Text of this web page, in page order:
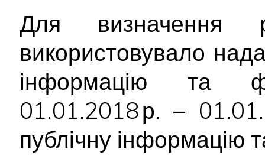
Для визначення
використовувало
інформацію та
01.01.2018 р. –
публічну інформацію